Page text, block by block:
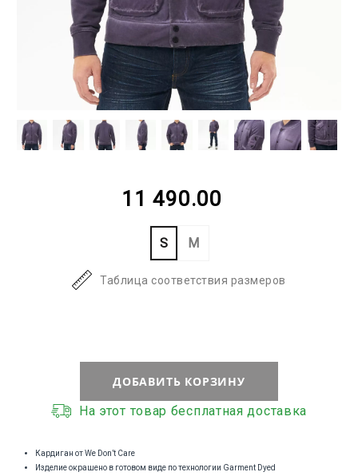
11 490.00
S M
Таблица соответствия размеров
ДОБАВИТЬ КОРЗИНУ
На этот товар бесплатная доставка
Кардиган от We Don’t Care
Изделие окрашено в готовом виде по технологии Garment Dyed